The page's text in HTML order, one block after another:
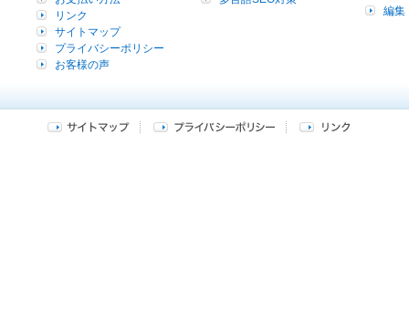
リンク
サイトマップ
プライバシーポリシー
お客様の声
編集